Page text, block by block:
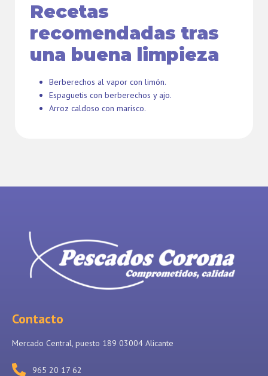
Recetas
recomendadas tras
una buena limpieza
Berberechos al vapor con limón.
Espaguetis con berberechos y ajo.
Arroz caldoso con marisco.
Contacto
Mercado Central, puesto 189 03004 Alicante
965 20 17 62